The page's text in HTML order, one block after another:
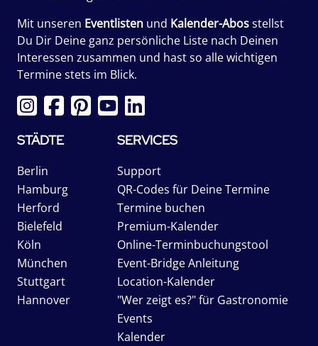
Mit unseren Eventlisten und Kalender-Abosstellst
Du Dir Deine ganz persönliche Liste nach Deinen
Interessen zusammen und hast so alle wichtigen
Termine stets im Blick.
STÄDTE
Berlin
Hamburg
Herford
Bielefeld
Köln
München
Stuttgart
Hannover
SERVICES
Support
QR-Codes für Deine Termine
Termine buchen
Premium-Kalender
Online-Terminbuchungstool
Event-Bridge Anleitung
Location-Kalender
"Wer zeigt es?" für Gastronomie
Events
Kalender